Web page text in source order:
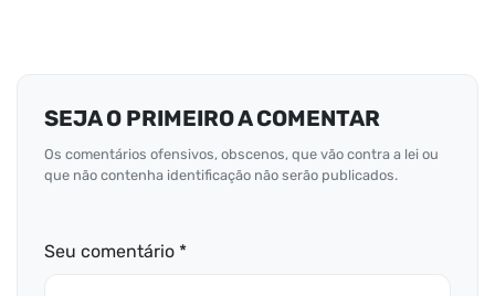
SEJA O PRIMEIRO A COMENTAR
Os comentários ofensivos, obscenos, que vão contra a lei ou
que não contenha identificação não serão publicados.
Seu comentário *